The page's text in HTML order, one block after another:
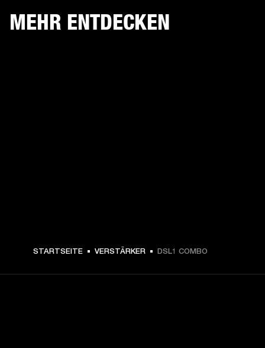
CHF 279 -
MEHR ENTDECKEN
STARTSEITE VERSTÄRKER DSL1 COMBO